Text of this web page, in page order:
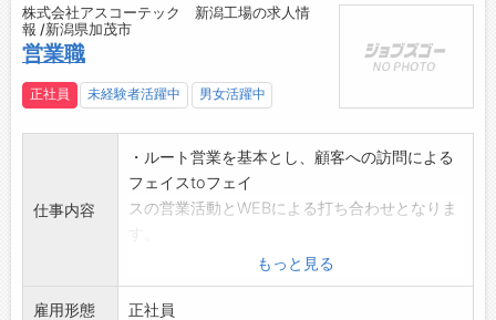
株式会社アスコーテック 新潟工場の求人情
報 /新潟県加茂市
営業職
正社員 未経験者活躍中 男女活躍中
仕事内容
・ルート営業を基本とし、顧客への訪問による
フェイスtoフェイ
スの営業活動とWEBによる打ち合わせとなりま
*関東地区を中心とした顧客訪問となるため、日
帰りまたは宿泊を
もっと見る
雇用形態 正社員